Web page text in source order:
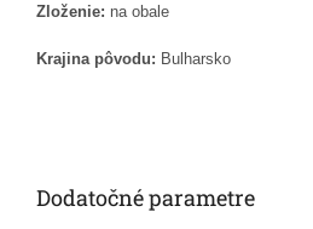
Zloženie: na obale
Krajina pôvodu: Bulharsko
Dodatočné parametre